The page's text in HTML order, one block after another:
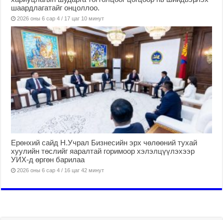
шаардлагатайг онцоллоо.
2026 оны 6 сар 4 / 17 цаг 10 минут
Ерөнхий сайд Н.Учрал Бизнесийн эрх чөлөөний тухай
хуулийн төслийг яаралтай горимоор хэлэлцүүлэхээр
УИХ-д өргөн барилаа
2026 оны 6 сар 4 / 16 цаг 42 минут